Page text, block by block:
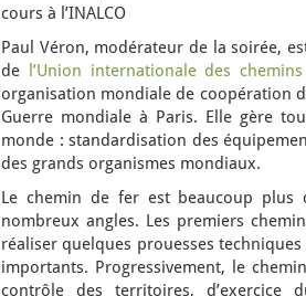
cours à l’INALCO
Paul Véron, modérateur de la soirée,
de
l’Union internationale des
organisation mondiale de coopération
Guerre mondiale à Paris. Elle gère
monde : standardisation des
des grands organismes mondiaux.
Le chemin de fer est beaucoup
nombreux angles. Les premiers
réaliser quelques prouesses
importants. Progressivement, le
contrôle des territoires,